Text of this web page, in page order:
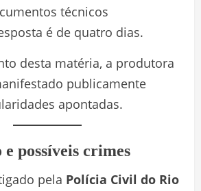
técnicos
é de quatro dias.
desta matéria, a produtora
publicamente
apontadas.
possíveis crimes
pela Polícia Civil do Rio